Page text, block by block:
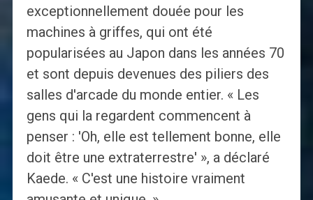
exceptionnellement douée pour les
machines à griffes, qui ont été
popularisées au Japon dans les années 70
et sont depuis devenues des piliers des
salles d'arcade du monde entier. « Les
gens qui la regardent commencent à
penser : 'Oh, elle est tellement bonne, elle
doit être une extraterrestre' », a déclaré
Kaede. « C'est une histoire vraiment